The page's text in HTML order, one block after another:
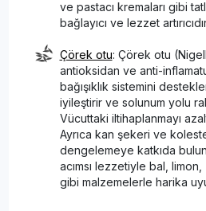
ve pastacı kremaları gibi
bağlayıcı ve lezzet
Çörek otu: Çörek otu
antioksidan ve anti-
bağışıklık sistemini
iyileştirir ve solunum yolu
Vücuttaki iltihaplanmayı
Ayrıca kan şekeri ve
dengelemeye katkıda
acımsı lezzetiyle bal,
gibi malzemelerle harika